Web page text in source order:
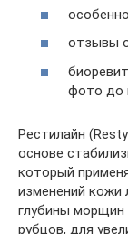
отзывы
фото до
Рестилайн
основе
который
изменений кожи
глубины морщин
рубцов, для